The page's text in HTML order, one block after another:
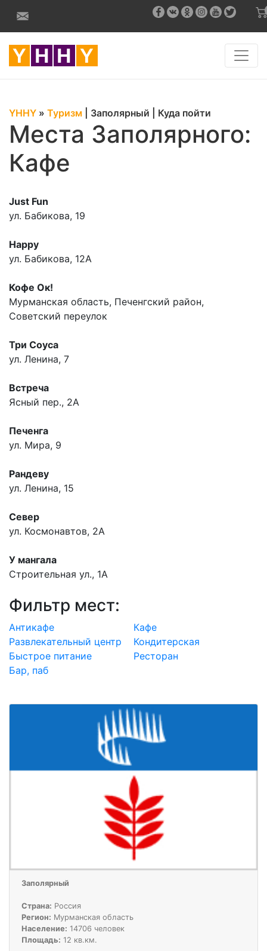
YHHY » Туризм Заполярный Куда пойти
Места Заполярного:
Кафе
Just Fun
ул. Бабикова, 19
Happy
ул. Бабикова, 12А
Кофе Ок!
Мурманская область, Печенгский район,
Советский переулок
Три Соуса
ул. Ленина, 7
Встреча
Ясный пер., 2А
Печенга
ул. Мира, 9
Рандеву
ул. Ленина, 15
Север
ул. Космонавтов, 2А
У мангала
Строительная ул., 1А
Фильтр мест:
Антикафе
Кафе
Развлекательный центр
Кондитерская
Быстрое питание
Ресторан
Бар, паб
Заполярный
Страна: Россия
Регион: Мурманская область
Население: 14706 человек
Площадь: 12 кв.км.